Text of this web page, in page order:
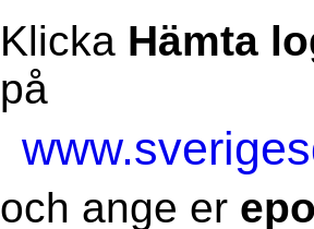
Klicka Hämta
på
och ange er